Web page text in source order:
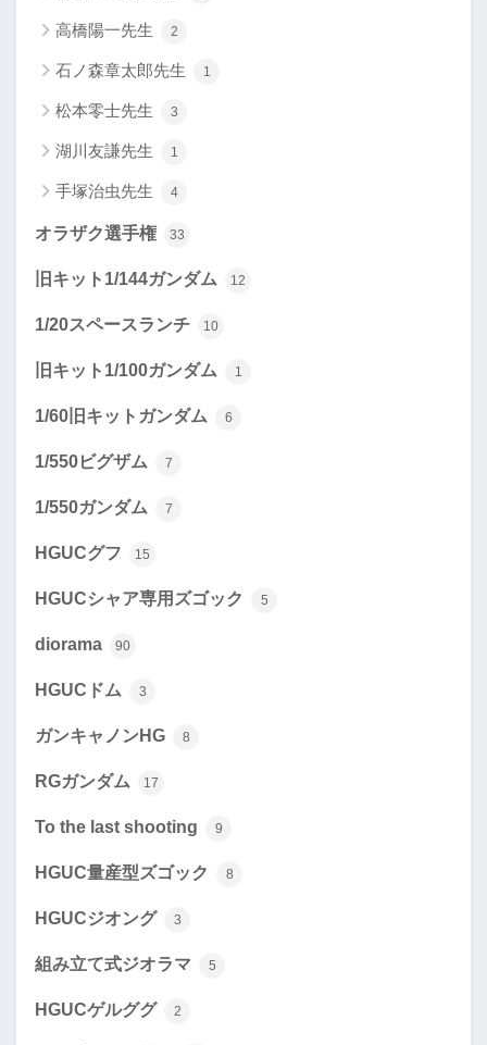
高橋陽一先生 2
石ノ森章太郎先生 1
松本零士先生 3
湖川友謙先生 1
手塚治虫先生 4
オラザク選手権 33
旧キット1/144ガンダム 12
1/20スペースランチ 10
旧キット1/100ガンダム 1
1/60旧キットガンダム 6
1/550ビグザム 7
1/550ガンダム 7
HGUCグフ 15
HGUCシャア専用ズゴック 5
diorama 90
HGUCドム 3
ガンキャノンHG 8
RGガンダム 17
To the last shooting 9
HGUC量産型ズゴック 8
HGUCジオング 3
組み立て式ジオラマ 5
HGUCゲルググ 2